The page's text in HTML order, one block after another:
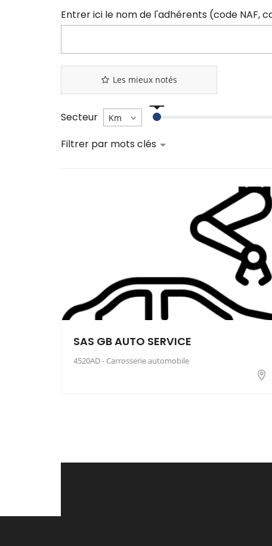
Les mieux notés
Secteur
Filtrer par mots clés
SAS GB AUTO SERVICE
4520AD - Carrosserie automobile